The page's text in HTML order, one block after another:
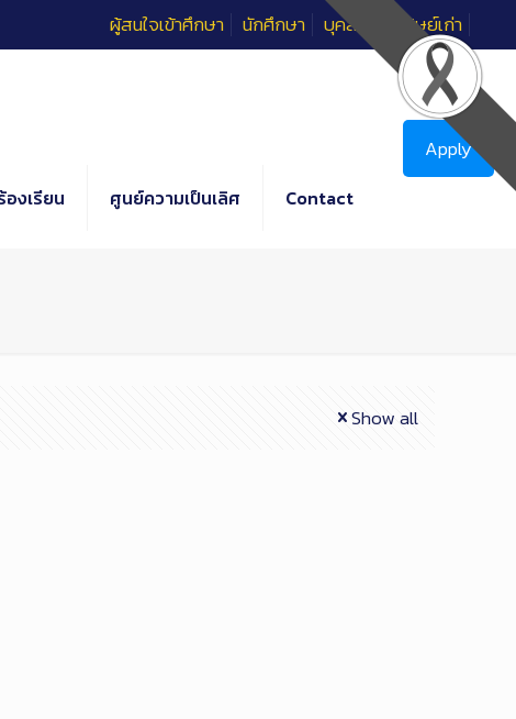
ผู้สนใจเข้าศึกษา นักศึกษา บุคลากร ศิษย์เก่า
งเรียน ศูนย์ความเป็นเลิศ Contact
Apply
Show all